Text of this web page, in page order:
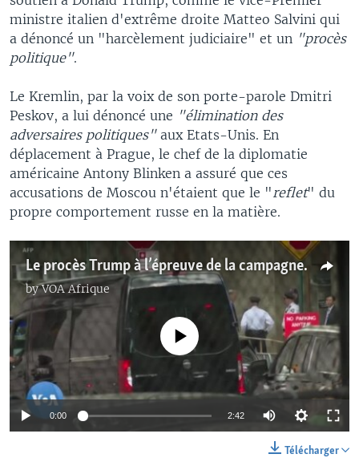
ministre italien d'extrême droite Matteo Salvini qui
a dénoncé un "harcèlement judiciaire" et un "procès
politique".
Le Kremlin, par la voix de son porte-parole Dmitri
Peskov, a lui dénoncé une "élimination des
adversaires politiques"aux Etats-Unis. En
déplacement à Prague, le chef de la diplomatie
américaine Antony Blinken a assuré que ces
accusations de Moscou n'étaient que le " reflet" du
propre comportement russe en la matière.
Le procès Trump à l’épreuve de la campagne électorale
byVOA Afrique
No media source currently available
0:00 2:42
Télécharger